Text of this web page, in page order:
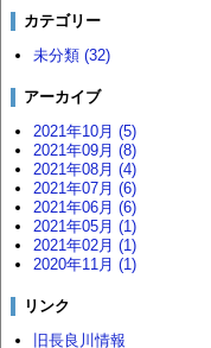
カテゴリー
未分類 (32)
アーカイブ
2021年10月 (5)
2021年09月 (8)
2021年08月 (4)
2021年07月 (6)
2021年06月 (6)
2021年05月 (1)
2021年02月 (1)
2020年11月 (1)
リンク
旧長良川情報